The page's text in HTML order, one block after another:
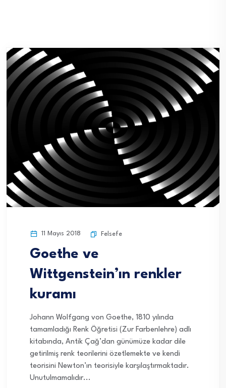
11 Mayıs 2018 Felsefe
Goethe ve
Wittgenstein’ın renkler
kuramı
Johann Wolfgang von Goethe, 1810 yılında
tamamladığı Renk Öğretisi (Zur Farbenlehre) adlı
kitabında, Antik Çağ’dan günümüze kadar dile
getirilmiş renk teorilerini özetlemekte ve kendi
teorisini Newton’ın teorisiyle karşılaştırmaktadır.
Unutulmamalıdır...